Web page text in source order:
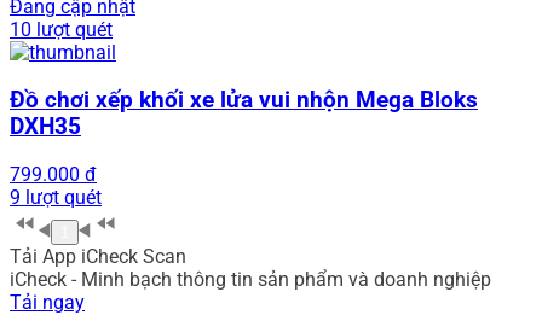
Đang cập nhật
10 lượt quét
Đồ chơi xếp khối xe lửa vui nhộn Mega Bloks
DXH35
799.000 đ
9 lượt quét
Tải App iCheck Scan
iCheck - Minh bạch thông tin sản phẩm và doanh nghiệp
Tải ngay